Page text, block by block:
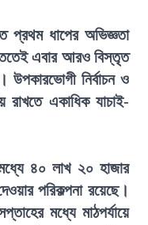
প্রথম ধাপের অভিজ্ঞতা
এবার আরও বিস্তৃত
উপকারভোগী নির্বাচন ও
রাখতে একাধিক যাচাই-
৪০ লাখ ২০ হাজার
পরিকল্পনা রয়েছে।
মধ্যে মাঠপর্যায়ে